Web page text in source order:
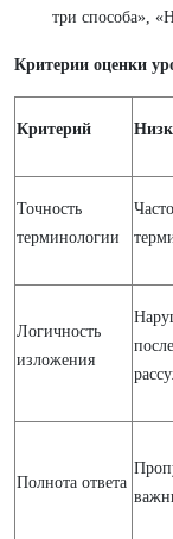
три способа»,
Критерии оценки
Критерий
Точность
терминологии
Логичность
изложения
Полнота ответа